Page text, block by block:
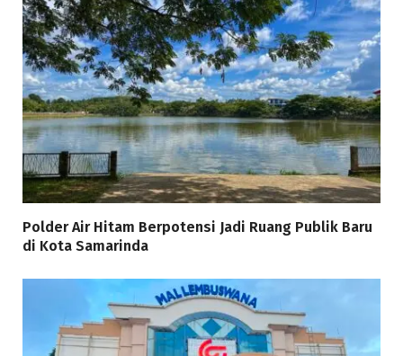
Polder Air Hitam Berpotensi Jadi Ruang Publik Baru
di Kota Samarinda